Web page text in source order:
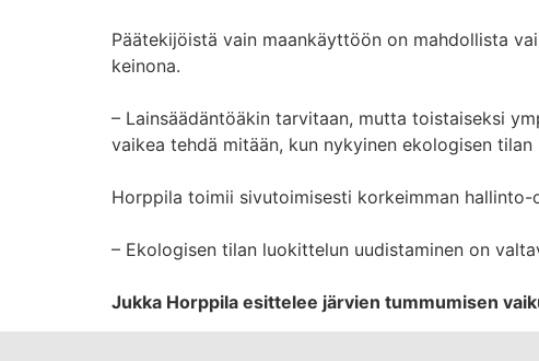
Päätekijöistä vain maankäyttöön on mahdollista
keinona.
– Lainsäädäntöäkin tarvitaan, mutta toistaiseksi
vaikea tehdä mitään, kun nykyinen ekologisen
Horppila toimii sivutoimisesti korkeimman hallinto-
– Ekologisen tilan luokittelun uudistaminen on
Jukka Horppila esittelee järvien tummumisen